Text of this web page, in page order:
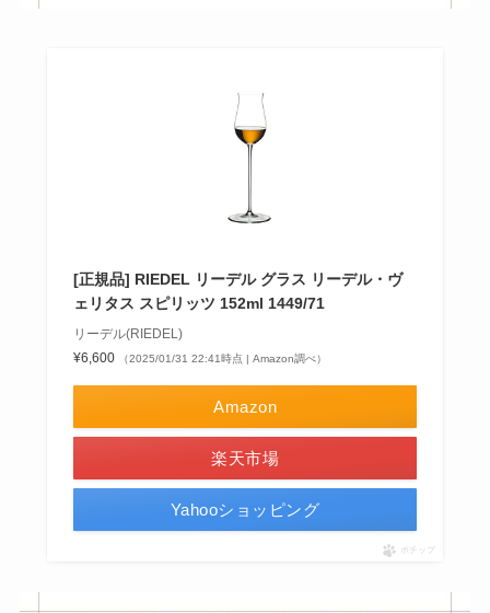
[正規品] RIEDEL リーデル グラス リーデル・ヴ
ェリタス スピリッツ 152ml 1449/71
リーデル(RIEDEL)
¥6,600
（2025/01/31 22:41時点 | Amazon調べ）
Amazon
楽天市場
Yahooショッピング
ポチップ